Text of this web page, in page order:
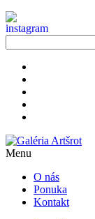
Menu
O nás
Ponuka
Kontakt